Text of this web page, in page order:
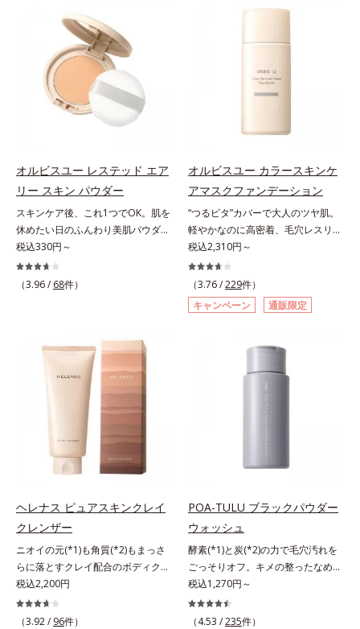
いメイクを落とす際は、乾いた手に
とり、メイクとしっかりなじませて
ください。3.メイクとなじんだら、
水またはぬるま湯でよく洗い流しま
す。4.その後、洗顔料で洗顔してく
ださい。
ヘキシルデカン酸アスコルビル、天
然ビタミンE、イノシット、フィチ
ン酸、ユズセラミド、スフィンゴ糖
脂質*3 角層内*4 うるおいによりキ
メを整えて毛穴を目立たなくする*5
すべての方に皮膚刺激がおきないと
いうわけではありません※敏感肌対
りません）※弱酸性（ローション・
モイスチャーのみ）アレルギーテス
ト済＝全ての方にアレルギーが起こ
らないということではありません。
ノンコメドジェニックテスト済＝す
べての人にコメド（ニキビのもと）
ができないというわけではありませ
計で、あなたのエイジングケアを応
え、シミ・ソバカスを防ぐ（ウォッ
アシリーズの保湿力*3 年齢に応じ
たお手入れのこと*4 うるおいによ
*6 乾燥による*7 保湿成分*8
キス配合＝うるおいを与えハリと透
明感に満ちた肌へ導く保湿成分*9
メマツヨイグサ抽出液、スイカズラ
エキス配合＝角層のすみずみまで水
分・油分を保ち、ハリ・ツヤを与え
る保湿成分*10 気持ちのことアレ
ルギーテスト済＝全ての方にアレル
ギーが起こらないということではあ
りません。
オルビスグループ独自の肌荒れ防止
有効成分として、「DF-パンテノー
ル(*3)」を国内唯一(*4)、高濃度で
配合。角層のバリア機能にアプロー
チして肌荒れを防ぎ、肌不調にゆら
がない肌を叶えます。そして、独自
研究に基づいたアプローチ成分
リ感あふれる肌へと導きます。うる
おいに満ちたゆらがない肌をご体感
いただくために設計された3ステッ
プで、いつも力強く美しくあり続け
るあなたを応援します。*1 肌にう
*2 年齢に応じたお手入れのこと
*3 デクスパンテノールW*4
オトギリソウエキス配合＝肌にうる
おいを与え、うるおいに満ちたハリ
ツヤ肌へ導く保湿成分アレルギーテ
スト済＝全ての方にアレルギーが起
こらないということではありませ
キンケア0番目に、かつてないクレ
ーラ化成は独自の先端研究により、
(*3)をクレンジングに搭載すること
に成功。毛穴よりはるかに小さい超
することを防止し、細かい毛穴汚れ
をごっそりするん！角栓溶解オイル
(*4)が詰まりや黒ずみも溶かして、
毛穴の目立ちにくいすべすべ肌に洗
い上げます。大人肌のためのくすみ
(*5)を晴らすアプローチによって圧
巻の洗浄力と保湿力を叶え、毛穴目
立ち(*6)や乾燥によるくすみをケア
し、毎日のメイクが楽しくなる晴れ
成独自の（Ｃ１２－２０）アルキル
ルから、汚れをはね返す水の膜をつ
くる技術が日本初（2024年12月時
点、J－GLOBALによる自社調べ）
*2 オルビス内でかつてないオイル
クレンジングのこと*3 ポーラ化成
独自の（Ｃ１２－２０）アルキルグ
による*6 キメの乱れによる＜使用
量目安＞適量＜使用ステップ＞オル
ビス ザ クレンジング オイル ⇒
洗顔料 ⇒ 化粧水 ⇒ 保湿液
※W洗顔が必要です＜使用方法＞1.
適量（2プッシュ程度）をとり、手
のひら全体にさっと広げます。2.肌
オルビスユー レステッド エア
リー スキン パウダー
スキンケア後、これ1つでOK。肌を
休めたい日のふんわり美肌パウダ
ー。ふんわり美肌が叶う、うるおい
パウダーです。3色の光を操るパウ
ダーがツヤと透明感を演出。ソフト
美肌質感を叶えます。さらに花粉や
ちり・ホコリ、紫外線などの外的刺
激から肌をガードします。スキンケ
ア後にこれひとつでライトメイク効
果。クレンジング不要で、紫外線吸
収剤やグリセリン、パラベンもフリ
ー処方。肌を休ませたい日、リモー
トワークの時、近所へちょこっとお
は負担に感じる日におすすめです。
税込330円～
（3.96 / 68件）
オルビスユー カラースキンケ
アマスクファンデーション
“つるピタ”カバーで大人のツヤ肌。
軽やかなのに高密着、毛穴レスリキ
ッドファンデ。みずみずしく、とけ
込むように密着カバー毛穴レスでな
めらかな質感美へ導く、リキッドフ
ァンデーション「カバーはしたいけ
ど厚塗り感はイヤ」「素肌がもとも
なお客様の声から誕生した、軽やか
を“つるん”と隠すリキッドファンデ
ーションです。年齢とともに増えて
いくお悩みを自然に隠しつつも、ま
るで“素肌美人”に見える仕上がりを
叶えるのは、微細で均一なカバー粉
体(*1)が大きさの異なる毛穴にも隙
にダマ防止の特殊コーティングを施
すことで、カバー粉体は薄く・均一
に凹凸へフィット。毛穴や色ムラを
カバーしながら自然な仕上がりを叶
えます。また、ファンデーションを
つけている間に保湿成分が肌へ浸透
(*2)するスキンコンディショニング
セラム設計(*3)を採用。肌に触れた
税込2,310円～
（3.76 /229件）
キャンペーン
通販限定
ヘレナス ピュアスキンクレイ
クレンザー
ニオイの元(*1)も角質(*2)もまっさ
らに落とすクレイ配合のボディクレ
ンザー。「へレナス」は、スキンケ
アに強みのあるオルビスとフレグラ
ンスを愛するセントピアによる共同
税込2,200円
（3.92 / 96件）
POA-TULU ブラックパウダー
ウォッシュ
酵素(*1)と炭(*2)の力で毛穴汚れを
ごっそりオフ。キメの整ったなめら
か肌へ。酵素(*1)と炭(*2)の力で毛
穴汚れをしっかり落とす、パウダー
タイプの酵素洗顔料です。皮脂やた
税込1,270円～
（4.53 /235件）